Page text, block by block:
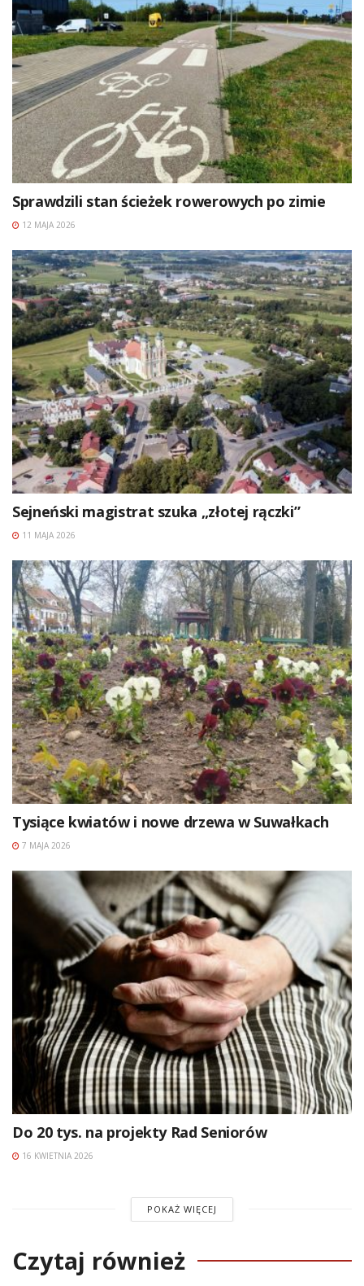
Sprawdzili stan ścieżek rowerowych po zimie
12 MAJA 2026
Sejneński magistrat szuka „złotej rączki”
11 MAJA 2026
Tysiące kwiatów i nowe drzewa w Suwałkach
7 MAJA 2026
Do 20 tys. na projekty Rad Seniorów
16 KWIETNIA 2026
POKAŻ WIĘCEJ
Czytaj również